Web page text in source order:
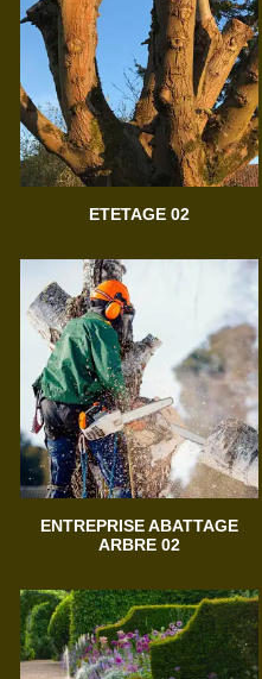
ETETAGE 02
ENTREPRISE ABATTAGE
ARBRE 02